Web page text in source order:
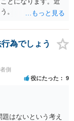
。
為でしょう
側
役にたった 9
はないという考え